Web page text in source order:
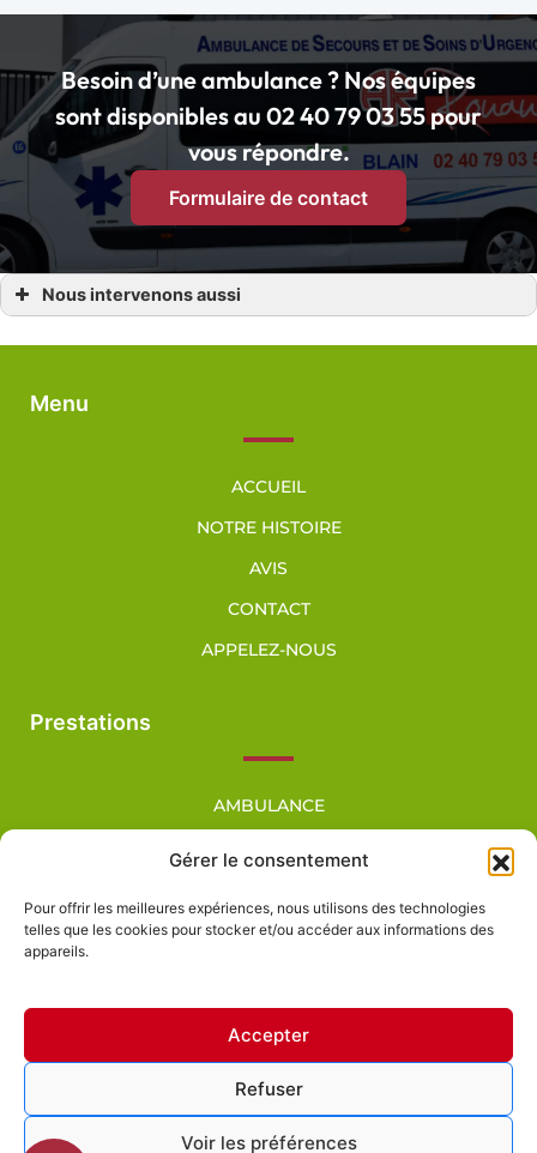
Gérer le consentement
Pour offrir les meilleures expériences, nous utilisons des technologies
telles que les cookies pour stocker et/ou accéder aux informations des
appareils.
Accepter
Refuser
Voir les préférences
Besoin d’une ambulance ? Nos équipes
sont disponibles au 02 40 79 03 55 pour
vous répondre.
Formulaire de contact
Nous intervenons aussi
Ambulance Bouvron
Menu
ACCUEIL
NOTRE HISTOIRE
AVIS
CONTACT
APPELEZ-NOUS
Prestations
AMBULANCE
MINIBUS
AMBULANCE-TAXI ROUAUD
Mentions légales